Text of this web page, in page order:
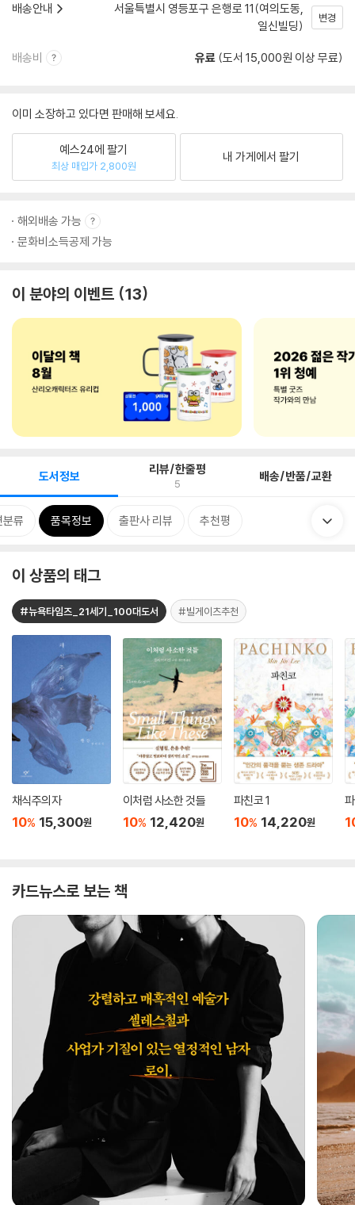
배송안내
서울특별시 영등포구 은행로 11(여의도동,
일신빌딩)
변경
배송비 유료 (도서 15,000원 이상 무료)
이미 소장하고 있다면 판매해 보세요.
예스24에 팔기
최상 매입가 2,800원
내 가게에서 팔기
해외배송 가능
문화비소득공제 가능
이 분야의 이벤트 13
도서정보 리뷰/한줄평
5 배송/반품/교환
분류 품목정보 출판사 리뷰 추천평
이 상품의 태그
#뉴욕타임즈_21세기_100대도서 #빌게이츠추천
채식주의자
10% 15,300원
이처럼 사소한 것들
10% 12,420원
파친코 1
10% 14,220원
카드뉴스로 보는 책